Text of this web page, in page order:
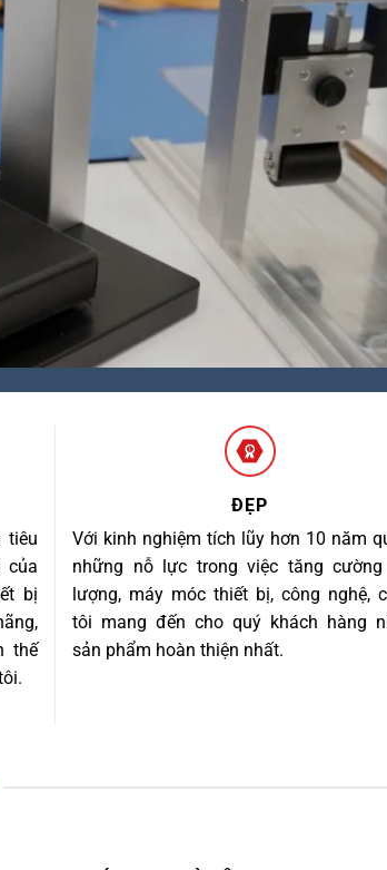
tiêu
của
bị
thế
ĐẸP
Với kinh nghiệm tích lũy hơn 10 năm
những nỗ lực trong việc tăng
lượng, máy móc thiết bị, công nghệ,
tôi mang đến cho quý khách hàng
sản phẩm hoàn thiện nhất.